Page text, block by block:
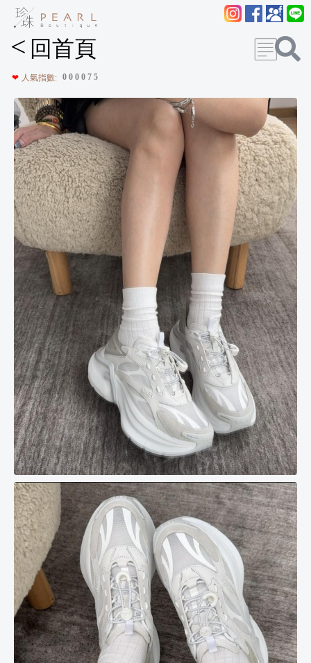
< 回首頁
❤ 人氣指數: 0 0 0 0 7 5